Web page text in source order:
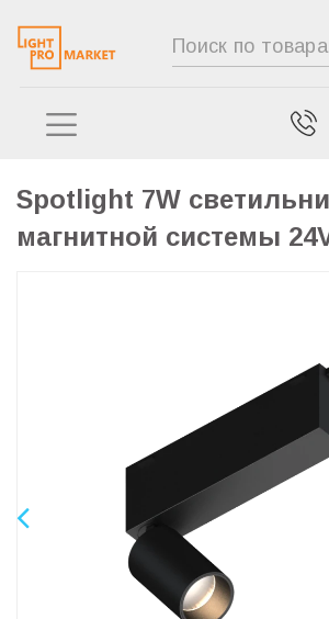
Spotlight 7W
магнитной системы